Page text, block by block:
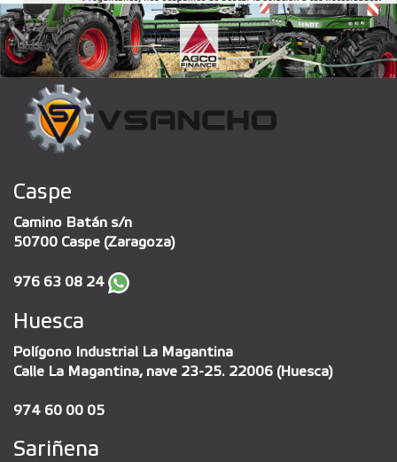
Caspe
Camino Batán s/n
50700 Caspe (Zaragoza)
976 63 08 24
Huesca
Polígono Industrial La Magantina
Calle La Magantina, nave 23-25. 22006 (Huesca)
974 60 00 05
Sariñena